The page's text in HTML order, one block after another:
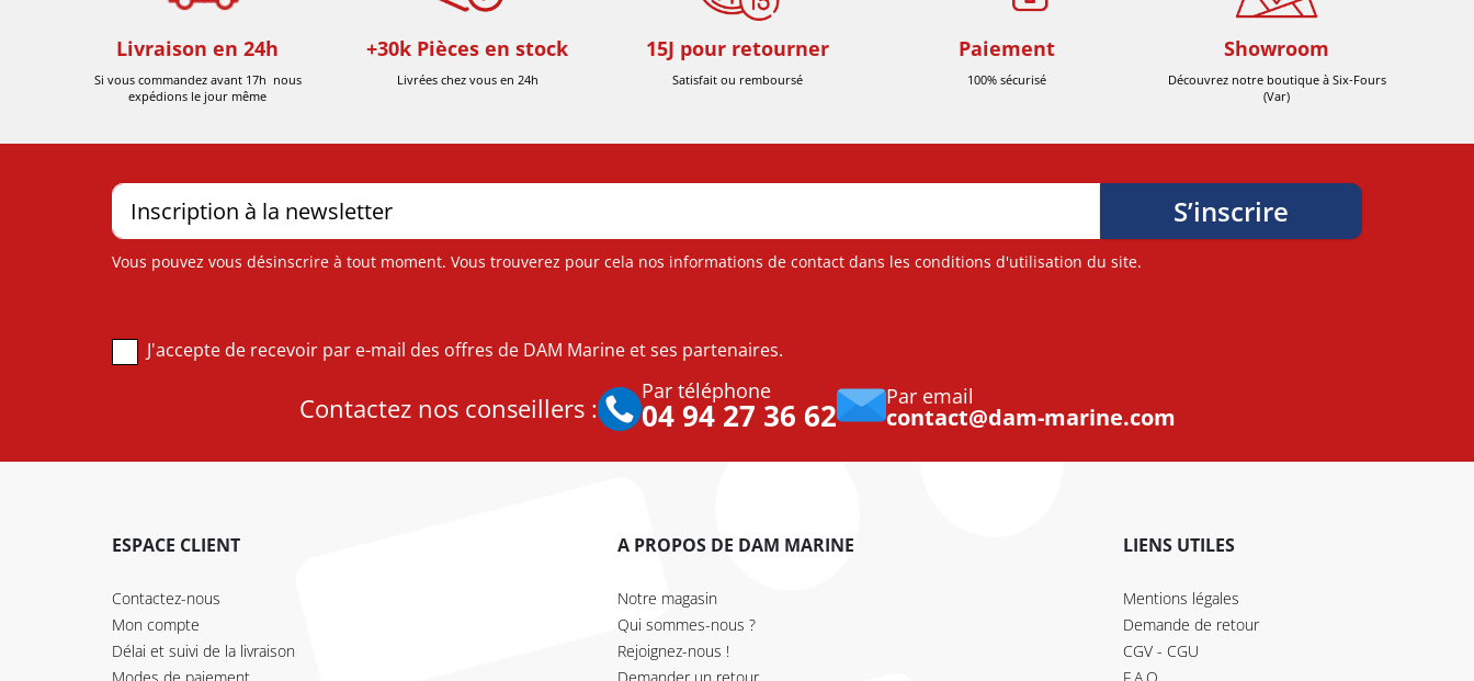
Livraison en 24h
Si vous commandez avant 17h nous
expédions le jour même
+30k Pièces en stock
Livrées chez vous en 24h
15J pour retourner
Satisfait ou remboursé
Paiement
100% sécurisé
Showroom
Découvrez notre boutique à Six-Fours
(Var)
Vous pouvez vous désinscrire à tout moment. Vous trouverez pour cela nos informations de contact dans les conditions d'utilisation du site.
J'accepte de recevoir par e-mail des offres de DAM Marine et ses partenaires.
Contactez nos conseillers :
Par téléphone
04 94 27 36 62 Par email
contact@dam-marine.com
ESPACE CLIENT
Contactez-nous
Mon compte
Délai et suivi de la livraison
A PROPOS DE DAM MARINE
Notre magasin
Qui sommes-nous ?
Rejoignez-nous !
LIENS UTILES
Mentions légales
Demande de retour
CGV - CGU